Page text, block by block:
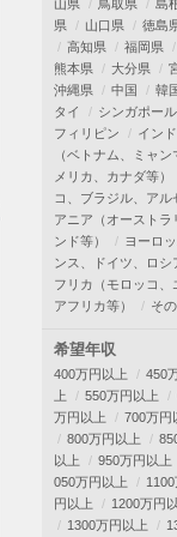
山県 鳥取県 島
県
山口県 徳島
高知県
福岡県
熊本県
大分県
沖縄県
中国 韓
タイ
シンガポール
フィリピン
インド
（ベトナム、ミャン
メリカ、カナダ等）
コ、ブラジル、アル
アニア（オーストラ
ンド等）
ヨーロ
ンス、ドイツ、ロシ
フリカ（モロッコ
アフリカ等）
そ
希望年収
400万円以上 450
上
550万円以上
万円以上
700万円
800万円以上
以上
950万円以上
050万円以上
円以上
1200万円
1300万円以上